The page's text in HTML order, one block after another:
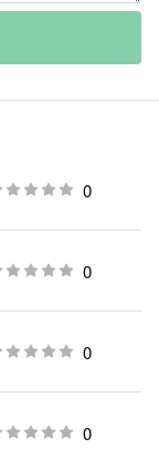
0
0
0
0